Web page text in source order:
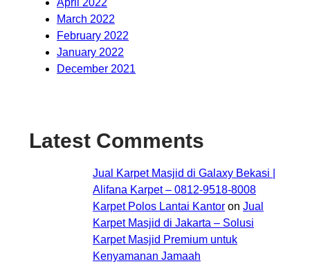
March 2022
February 2022
January 2022
December 2021
Latest Comments
Jual Karpet Masjid di Galaxy Bekasi |
Alifana Karpet – 0812-9518-8008
Karpet Polos Lantai Kantor on Jual
Karpet Masjid di Jakarta – Solusi
Karpet Masjid Premium untuk
Kenyamanan Jamaah